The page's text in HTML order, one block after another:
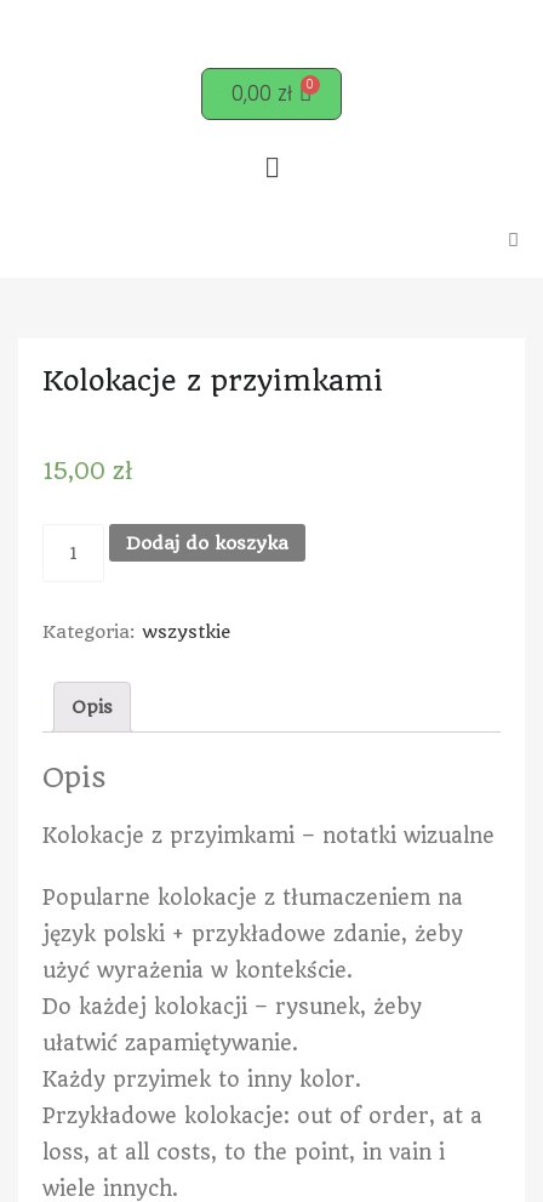
0,00 zł
Kolokacje z przyimkami
15,00 zł
Dodaj do koszyka
Kategoria: wszystkie
Opis
Opis
Kolokacje z przyimkami – notatki wizualne
Popularne kolokacje z tłumaczeniem na
język polski + przykładowe zdanie, żeby
użyć wyrażenia w kontekście.
Do każdej kolokacji – rysunek, żeby
ułatwić zapamiętywanie.
Każdy przyimek to inny kolor.
Przykładowe kolokacje: out of order, at a
loss, at all costs, to the point, in vain i
wiele innych.